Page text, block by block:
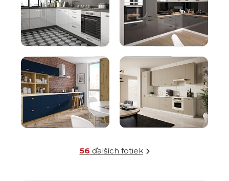
56 ďalších fotiek